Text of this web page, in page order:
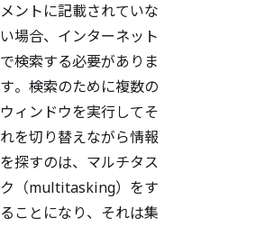
メントに記載されていな
い場合、インターネット
で検索する必要がありま
す。検索のために複数の
ウィンドウを実行してそ
れを切り替えながら情報
を探すのは、マルチタス
ク（multitasking）をす
ることになり、それは集